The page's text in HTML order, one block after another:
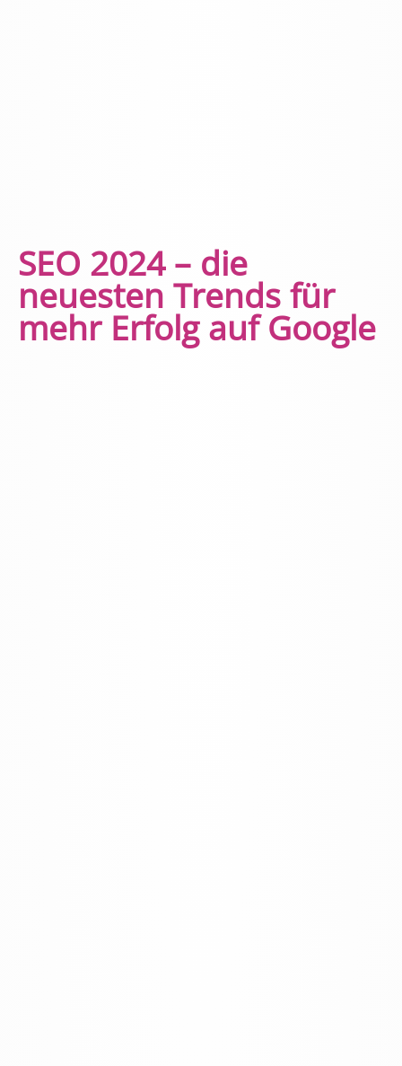
SEO 2024 – die
neuesten Trends für
mehr Erfolg auf Google